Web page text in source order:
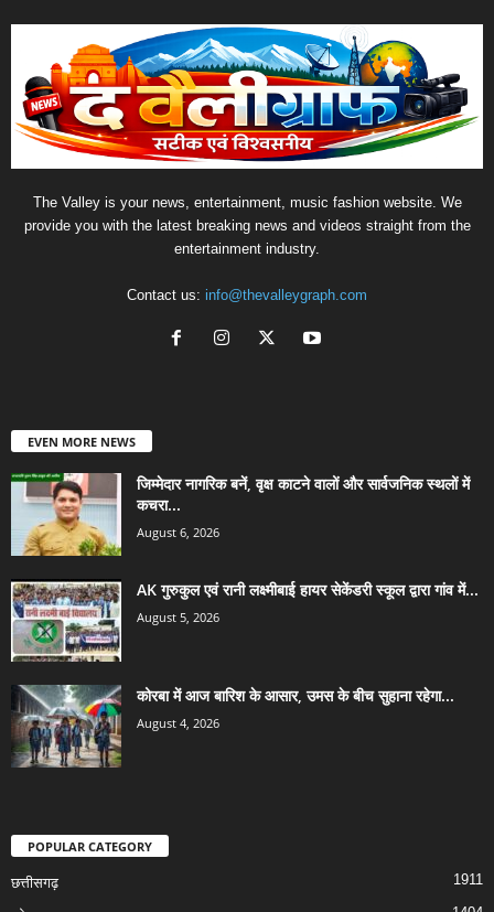
The Valley is your news, entertainment, music fashion website. We
provide you with the latest breaking news and videos straight from the
entertainment industry.
Contact us: info@thevalleygraph.com
EVEN MORE NEWS
जिम्मेदार नागरिक बनें, वृक्ष काटने वालों और सार्वजनिक स्थलों में
कचरा...
August 6, 2026
AK गुरुकुल एवं रानी लक्ष्मीबाई हायर सेकेंडरी स्कूल द्वारा गांव में...
August 5, 2026
कोरबा में आज बारिश के आसार, उमस के बीच सुहाना रहेगा...
August 4, 2026
POPULAR CATEGORY
छत्तीसगढ़ 1911